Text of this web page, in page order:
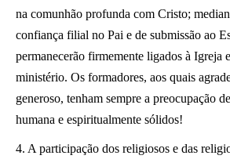
na comunhão profunda com Cristo;
confiança filial no Pai e de submissão ao
permanecerão firmemente ligados à Igreja
ministério. Os formadores, aos quais
generoso, tenham sempre a preocupação
humana e espiritualmente sólidos!
4. A participação dos religiosos e das